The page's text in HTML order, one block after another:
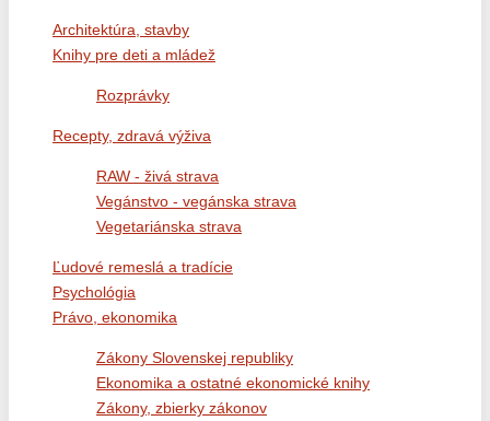
Architektúra, stavby
Knihy pre deti a mládež
Rozprávky
Recepty, zdravá výživa
RAW - živá strava
Vegánstvo - vegánska strava
Vegetariánska strava
Ľudové remeslá a tradície
Psychológia
Právo, ekonomika
Zákony Slovenskej republiky
Ekonomika a ostatné ekonomické knihy
Zákony, zbierky zákonov